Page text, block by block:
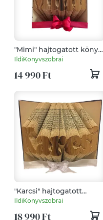
"Mimi" hajtogatott könyv,
könyvszobor esküvőre,
évfordulóra,
nászajándéknak-
Rendelésre
IldiKonyvszobrai
14 990 Ft
"Karcsi" hajtogatott
könyv, könyvszobor
esküvőre, évfordulóra,
nászajándéknak-
IldiKonyvszobrai
18 990 Ft